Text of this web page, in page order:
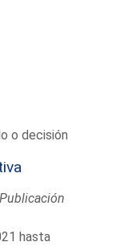
o decisión
Publicación
hasta